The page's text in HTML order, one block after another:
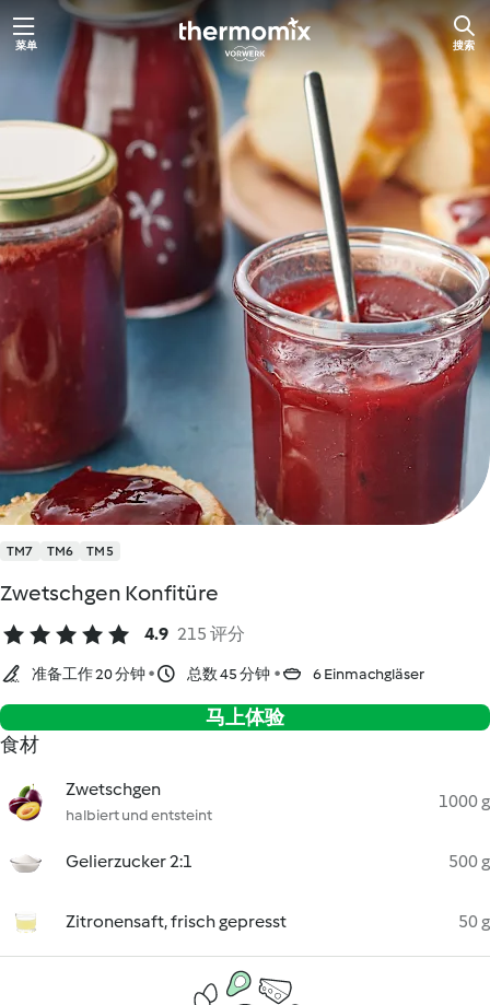
跳菜单 搜索
TM7 TM6 TM5
Zwetschgen Konfitüre
4.9 215 评分
准备工作 20 分钟 总数 45 分钟 6 Einmachgläser
马上体验
食材
Zwetschgen
halbiert und entsteint
1000 g
Gelierzucker 2:1 500 g
Zitronensaft, frisch gepresst 50 g